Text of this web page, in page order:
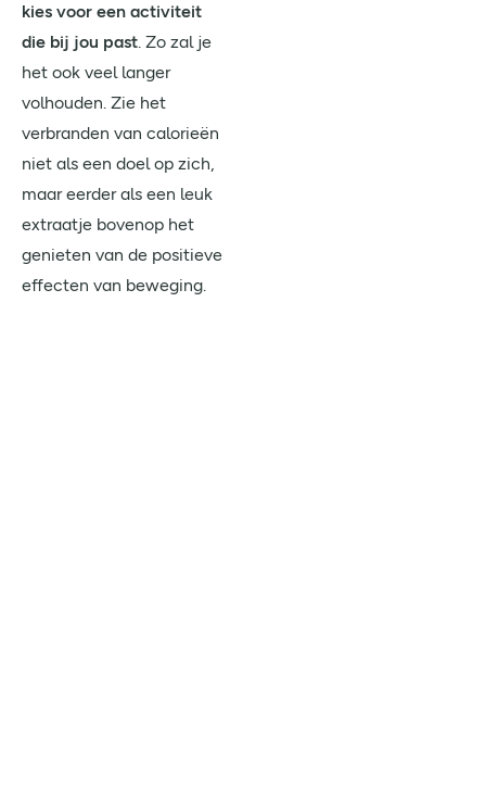
kies voor een activiteit
die bij jou past. Zo zal je
het ook veel langer
volhouden. Zie het
verbranden van calorieën
niet als een doel op zich,
maar eerder als een leuk
extraatje bovenop het
genieten van de positieve
effecten van beweging.